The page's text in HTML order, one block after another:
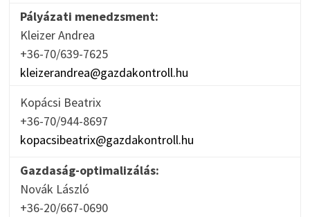
Pályázati menedzsment:
Kleizer Andrea
+36-70/639-7625
kleizerandrea@gazdakontroll.hu
Kopácsi Beatrix
+36-70/944-8697
kopacsibeatrix@gazdakontroll.hu
Gazdaság-optimalizálás:
Novák László
+36-20/667-0690